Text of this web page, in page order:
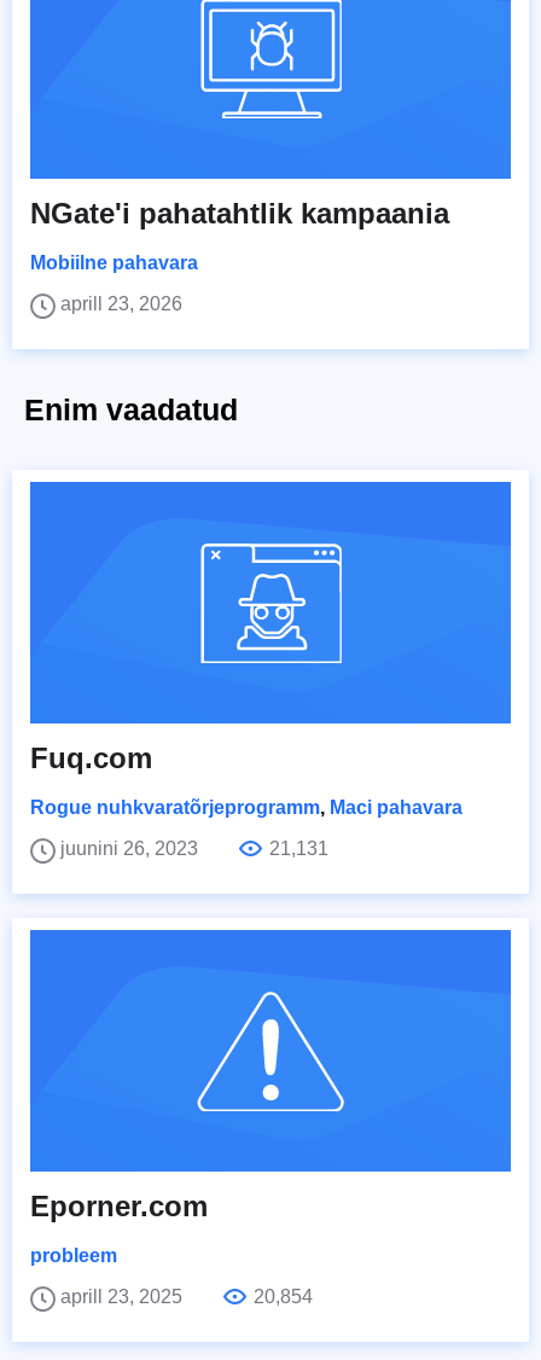
NGate'i pahatahtlik kampaania
Mobiilne pahavara
aprill 23, 2026
Enim vaadatud
Fuq.com
Rogue nuhkvaratõrjeprogramm, Maci pahavara
juunini 26, 2023
21,131
Eporner.com
probleem
aprill 23, 2025
20,854